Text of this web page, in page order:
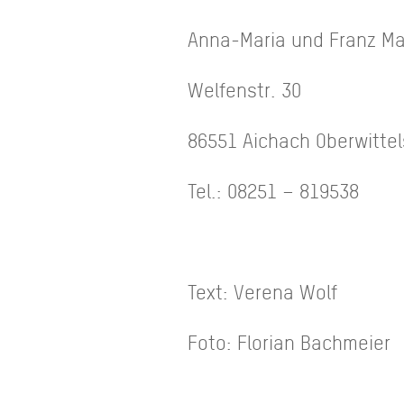
Anna-Maria und Franz
Welfenstr. 30
86551 Aichach
Tel.: 08251 – 819538
Text: Verena Wolf
Foto: Florian Bachmeier